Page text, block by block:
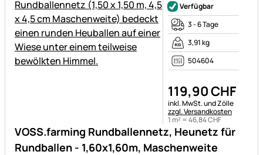
VOSS.farming Rundballennetz, Heunetz für
Rundballen - 1,60x1,60m, Maschenweite
Verfügbar
3 - 6 Tage
3,91 kg
504604
119,90CHF
Steuerhinweis:
inkl. MwSt. und Zölle
zzgl. Versandkosten
1 m² =46,84CHF